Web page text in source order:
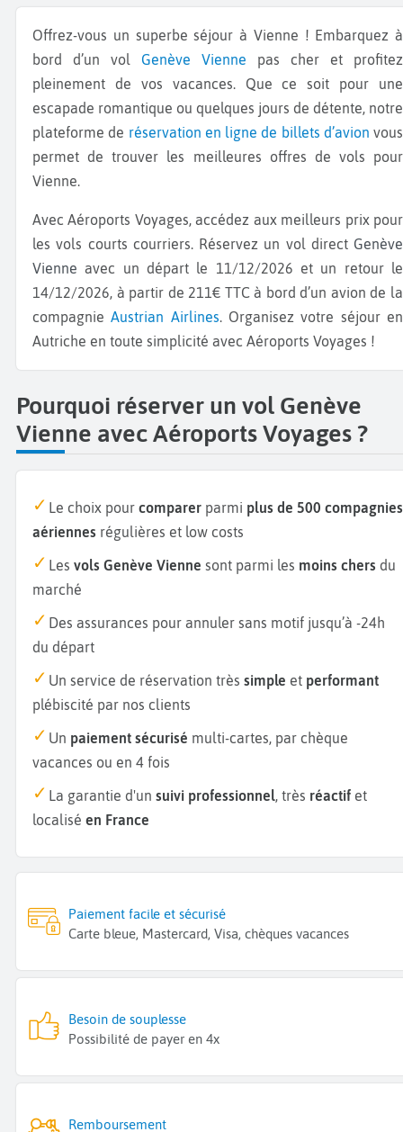
Offrez-vous un superbe séjour à Vienne ! Embarquez à
bord d’un vol Genève Vienne pas cher et profitez
pleinement de vos vacances. Que ce soit pour une
escapade romantique ou quelques jours de détente, notre
plateforme de réservation en ligne de billets d’avion vous
permet de trouver les meilleures offres de vols pour
Vienne.
Avec Aéroports Voyages, accédez aux meilleurs prix pour
les vols courts courriers. Réservez un vol direct Genève
Vienneavec un départ le 11/12/2026 et un retour le
14/12/2026, à partir de 211€ TTC à bord d’un avion de la
compagnieAustrian Airlines. Organisez votre séjour en
Autriche en toute simplicité avec Aéroports Voyages !
Pourquoi réserver un vol Genève
Vienne avec Aéroports Voyages ?
Le choix pour comparer parmi plus de 500 compagnies
aériennes régulières et low costs
Les vols Genève Vienne sont parmi les moins chers du
marché
Des assurances pour annuler sans motif jusqu’à -24h
du départ
Un service de réservation très simple et performant
plébiscité par nos clients
Un paiement sécurisé multi-cartes, par chèque
vacances ou en 4 fois
La garantie d'un suivi professionnel, très réactif et
localisé en France
Paiement facile et sécurisé
Carte bleue, Mastercard, Visa, chèques vacances
Besoin de souplesse
Possibilité de payer en 4x
Remboursement